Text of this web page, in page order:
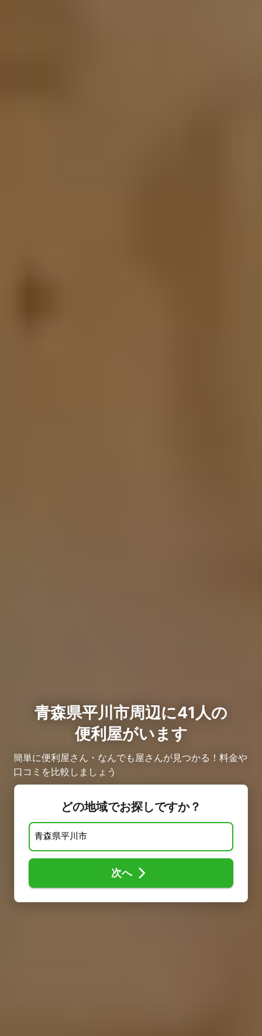
青森県平川市周辺に41人の
便利屋がいます
簡単に便利屋さん・なんでも屋さんが見つかる！料金や
口コミを比較しましょう
どの地域でお探しですか？
次へ